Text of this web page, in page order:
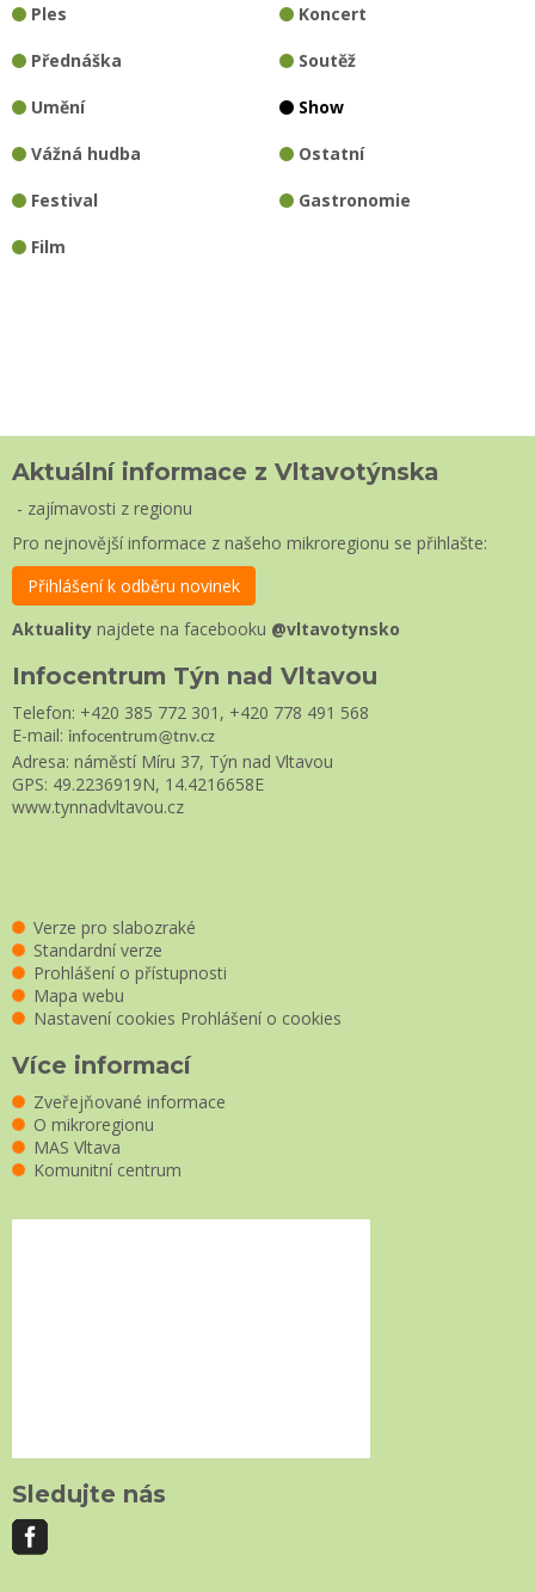
Ples Koncert
Přednáška Soutěž
Umění Show
Vážná hudba Ostatní
Festival Gastronomie
Film
Aktuální informace z Vltavotýnska
- zajímavosti z regionu
Pro nejnovější informace z našeho mikroregionu se přihlašte:
Přihlášení k odběru novinek
Aktuality najdete na facebooku @vltavotynsko
Infocentrum Týn nad Vltavou
Telefon: +420 385 772 301, +420 778 491 568
E-mail: infocentrum@tnv.cz
Adresa: náměstí Míru 37, Týn nad Vltavou
GPS: 49.2236919N, 14.4216658E
www.tynnadvltavou.cz
Verze pro slabozraké
Standardní verze
Prohlášení o přístupnosti
Mapa webu
Nastavení cookies Prohlášení o cookies
Více informací
Zveřejňované informace
O mikroregionu
MAS Vltava
Komunitní centrum
Sledujte nás